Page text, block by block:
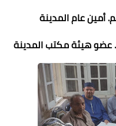
أمين عام المدينة
عضو هيئة مكتب المدينة